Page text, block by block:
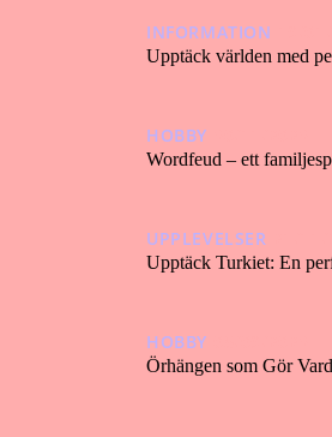
INFORMATION
Upptäck världen med
HOBBY
Wordfeud – ett
UPPLEVELSER
Upptäck Turkiet: En
HOBBY
Örhängen som Gör